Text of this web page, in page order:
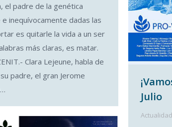
el padre de la genética
inequívocamente dadas las
es quitarle la vida a un ser
más claras, es matar.
Clara Lejeune, habla de
padre, el gran Jerome
Julio
Actualidad